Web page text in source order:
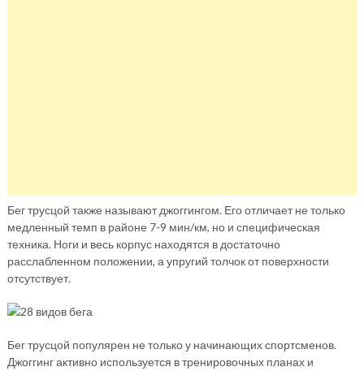
Бег трусцой также называют джоггингом. Его отличает не только
медленный темп в районе 7-9 мин/км, но и специфическая
техника. Ноги и весь корпус находятся в достаточно
расслабленном положении, а упругий толчок от поверхности
отсутствует.
Бег трусцой популярен не только у начинающих спортсменов.
Джоггинг активно используется в тренировочных планах и